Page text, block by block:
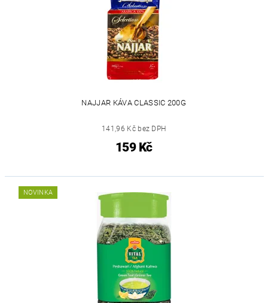
NAJJAR KÁVA CLASSIC 200G
141,96 Kč bez DPH
159 Kč
NOVINKA